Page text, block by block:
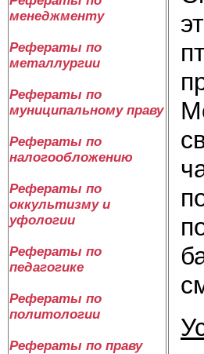
менеджменту
Рефераты по
металлургии
Рефераты по
муниципальному праву
Рефераты по
налогообложению
Рефераты по
оккультизму и
уфологии
Рефераты по
педагогике
Рефераты по
политологии
Рефераты по праву